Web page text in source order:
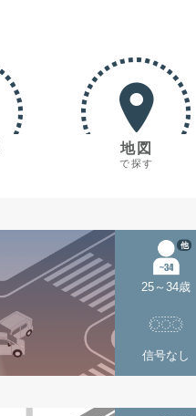
地図
で探す
25～34歳
他
信号なし